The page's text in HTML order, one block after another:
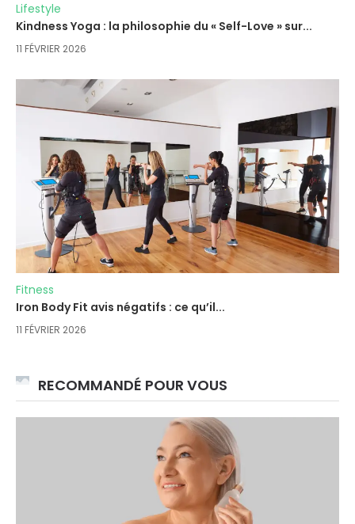
Lifestyle
Kindness Yoga : la philosophie du « Self-Love » sur...
11 FÉVRIER 2026
Fitness
Iron Body Fit avis négatifs : ce qu’il...
11 FÉVRIER 2026
RECOMMANDÉ POUR VOUS